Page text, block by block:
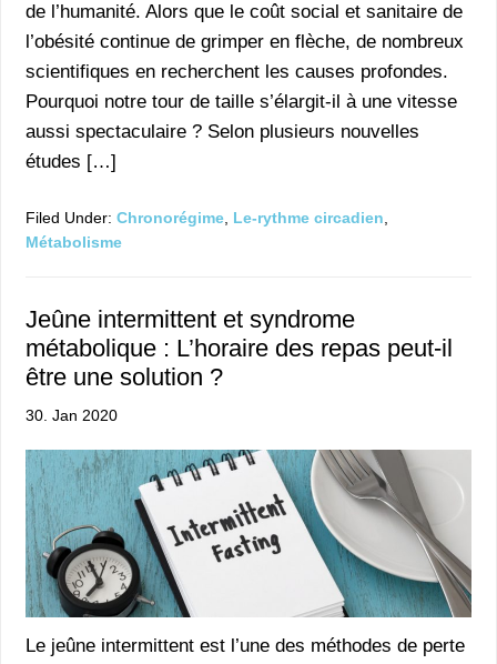
de l’humanité. Alors que le coût social et sanitaire de
l’obésité continue de grimper en flèche, de nombreux
scientifiques en recherchent les causes profondes.
Pourquoi notre tour de taille s’élargit-il à une vitesse
aussi spectaculaire ? Selon plusieurs nouvelles
études […]
Filed Under:Chronorégime Le-rythme circadien
Métabolisme
Jeûne intermittent et syndrome
métabolique : L’horaire des repas peut-il
être une solution ?
30. Jan 2020
Le jeûne intermittent est l’une des méthodes de perte